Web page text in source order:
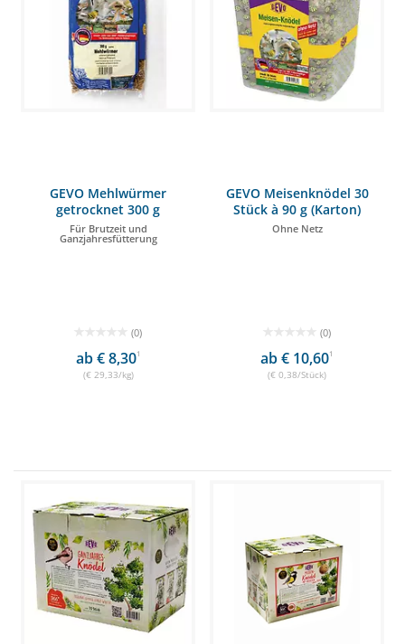
GEVO Mehlwürmer
getrocknet 300 g
Für Brutzeit und
Ganzjahresfütterung
(0)
ab € 8,301
(€ 29,33/kg)
GEVO Meisenknödel 30
Stück à 90 g (Karton)
Ohne Netz
(0)
ab € 10,601
(€ 0,38/Stück)